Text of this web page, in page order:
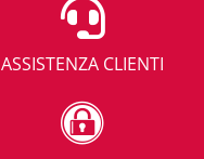
ASSISTENZA CLIENTI